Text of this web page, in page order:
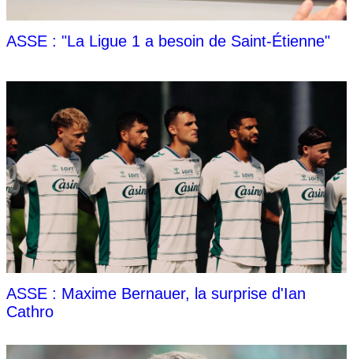
ASSE : "La Ligue 1 a besoin de Saint-Étienne"
ASSE : Maxime Bernauer, la surprise d'Ian
Cathro